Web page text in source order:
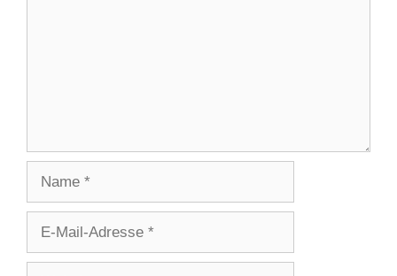
Adresse